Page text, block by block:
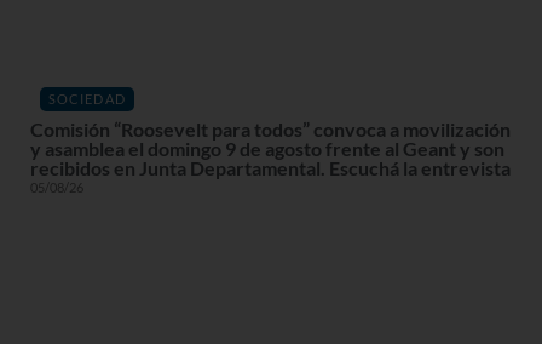
SOCIEDAD
Comisión “Roosevelt para todos” convoca a movilización
y asamblea el domingo 9 de agosto frente al Geant y son
recibidos en Junta Departamental. Escuchá la entrevista
05/08/26